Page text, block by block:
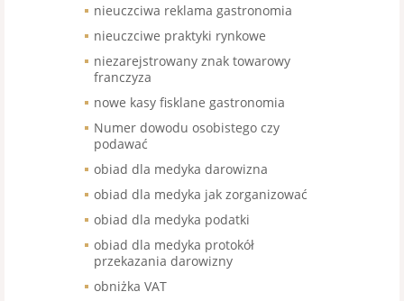
nieuczciwa reklama gastronomia
nieuczciwe praktyki rynkowe
niezarejstrowany znak towarowy
franczyza
nowe kasy fisklane gastronomia
Numer dowodu osobistego czy
podawać
obiad dla medyka darowizna
obiad dla medyka jak zorganizować
obiad dla medyka podatki
obiad dla medyka protokół
przekazania darowizny
obniżka VAT